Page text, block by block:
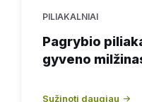
PILIAKALNIAI
Pagrybio
gyveno
Sužinoti daugiau